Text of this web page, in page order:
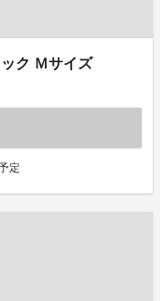
ク Ｍサイズ
定